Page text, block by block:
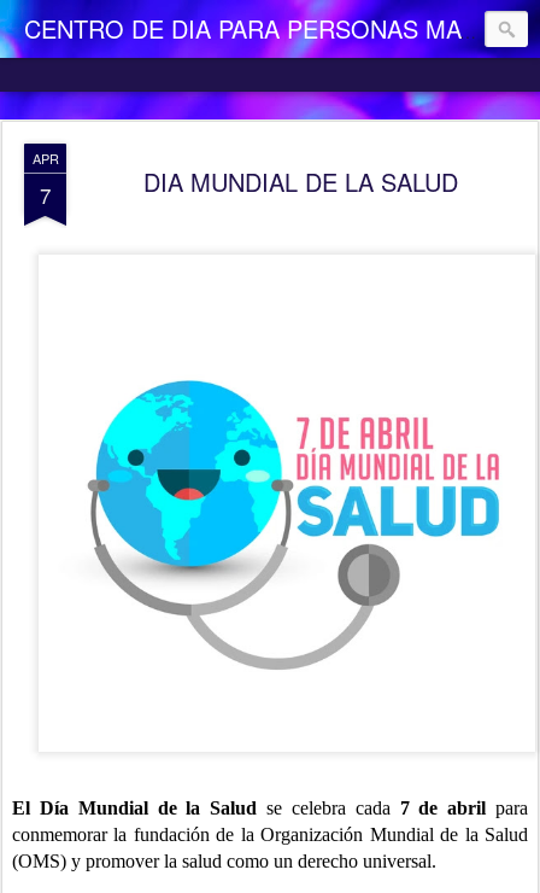
CENTRO DE DIA PARA PERSONAS MAYORES DEPENDIENTES "LA CAMOCHA"
APR
7 DIA MUNDIAL DE LA SALUD
El Día Mundial de la Salud se celebra cada 7 de abril para
conmemorar la fundación de la Organización Mundial de la Salud
(OMS) y promover la salud como un derecho universal.